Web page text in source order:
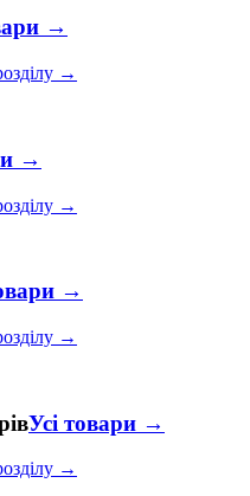
→
→
→
→
→
→
Усі товари →
→